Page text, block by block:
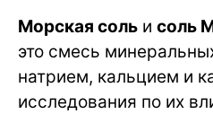
Морская соль и соль
это смесь
натрием, кальцием и
исследования по их